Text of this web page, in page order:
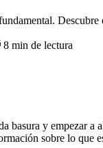
8 min de lectura
basura y empezar a
sobre lo que